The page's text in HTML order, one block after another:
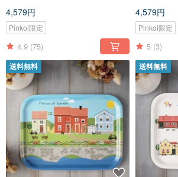
4,579円
Pinkoi限定
4.9 (75)
4,579円
Pinkoi限定
5 (3)
送料無料 送料無料